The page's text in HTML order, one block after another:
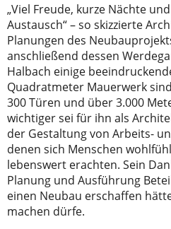
„Viel Freude, kurze Nächte
Austausch“ – so skizzierte
Planungen des
anschließend dessen
Halbach einige
Quadratmeter Mauerwerk
300 Türen und über 3.000
wichtiger sei für ihn als
der Gestaltung von Arbeits-
denen sich Menschen
lebenswert erachten. Sein
Planung und Ausführung
einen Neubau erschaffen
machen dürfe.